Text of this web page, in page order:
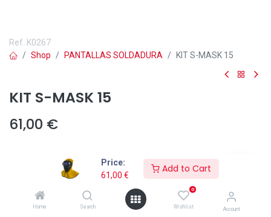
Price:
61,00 €
Add to Cart
Home Search
0
Wishlist Account
Ref. K0267
Shop
PANTALLAS SOLDADURA KIT S-MASK 15
KIT S-MASK 15
61,00 €
es una solución avanzada que